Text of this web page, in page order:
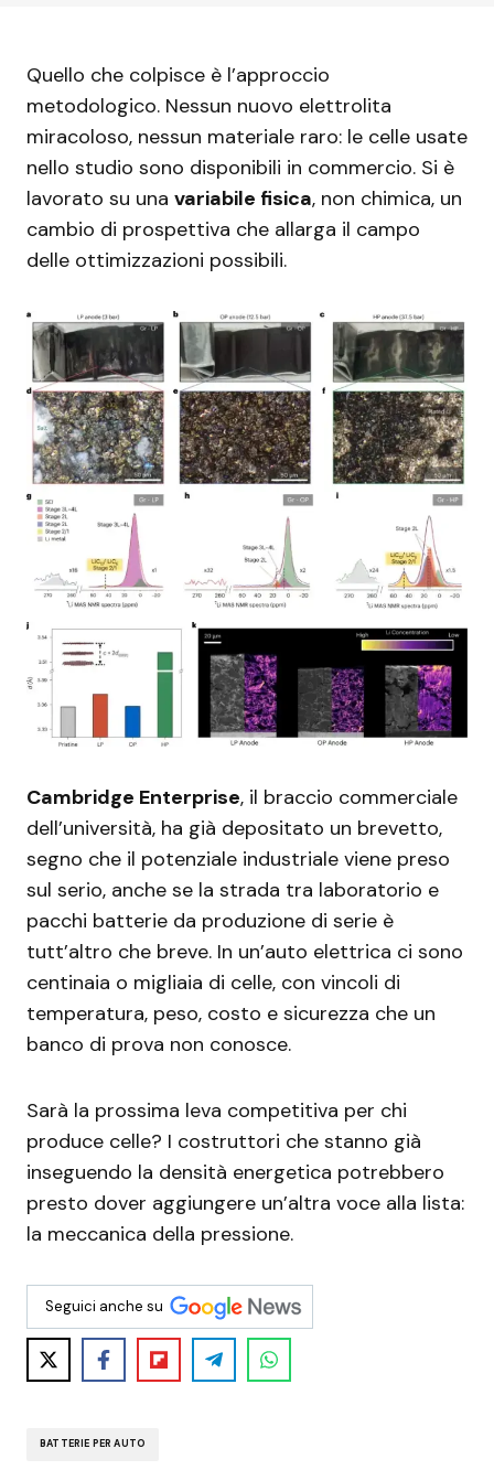
Quello che colpisce è l’approccio
metodologico. Nessun nuovo elettrolita
miracoloso, nessun materiale raro: le celle usate
nello studio sono disponibili in commercio. Si è
lavorato su una variabile fisica, non chimica, un
cambio di prospettiva che allarga il campo
delle ottimizzazioni possibili.
Cambridge Enterprise, il braccio commerciale
dell’università, ha già depositato un brevetto,
segno che il potenziale industriale viene preso
sul serio, anche se la strada tra laboratorio e
pacchi batterie da produzione di serie è
tutt’altro che breve. In un’auto elettrica ci sono
centinaia o migliaia di celle, con vincoli di
temperatura, peso, costo e sicurezza che un
banco di prova non conosce.
Sarà la prossima leva competitiva per chi
produce celle? I costruttori che stanno già
inseguendo la densità energetica potrebbero
presto dover aggiungere un’altra voce alla lista:
la meccanica della pressione.
Seguici anche su
BATTERIE PER AUTO